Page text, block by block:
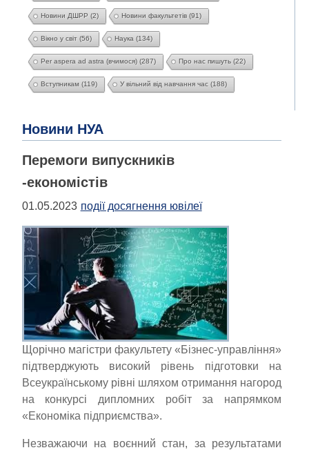
Новини ДШРР (2) Новини факультетів (91)
Вікно у світ (56) Наука (134)
Per aspera ad astra (вчимося) (287) Про нас пишуть (22)
Вступникам (119) У вільний від навчання час (188)
Новини НУА
Перемоги випускників
-економістів
01.05.2023 події досягнення ювілеї
Щорічно магістри факультету «Бізнес-управління»
підтверджують високий рівень підготовки на
Всеукраїнському рівні шляхом отримання нагород
на конкурсі дипломних робіт за напрямком
«Економіка підприємства».
Незважаючи на воєнний стан, за результатами